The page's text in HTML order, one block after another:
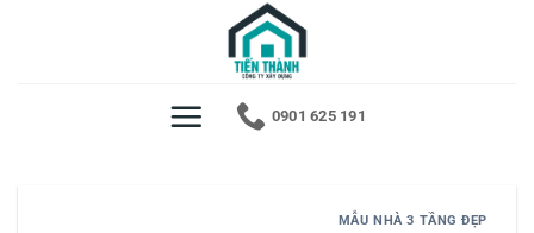
0901 625 191
MẪU NHÀ 3 TẦNG ĐẸP